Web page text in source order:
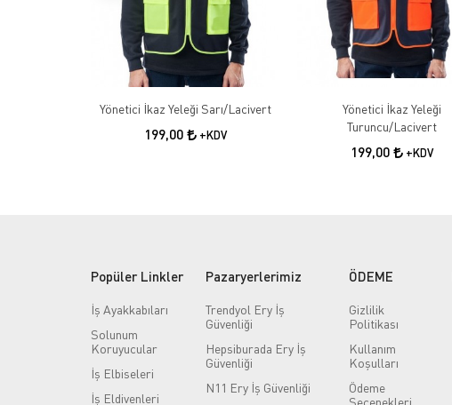
Yönetici İkaz Yeleği Sarı/Lacivert
199,00 +KDV
Yönetici İkaz Yeleği
Turuncu/Lacivert
199,00 +KDV
Popüler Linkler
İş Ayakkabıları
Solunum
Koruyucular
İş Elbiseleri
İş Eldivenleri
Pazaryerlerimiz
Trendyol Ery İş
Güvenliği
Hepsiburada Ery İş
Güvenliği
N11 Ery İş Güvenliği
ÖDEME
Gizlilik
Politikası
Kullanım
Koşulları
Ödeme
Seçenekleri